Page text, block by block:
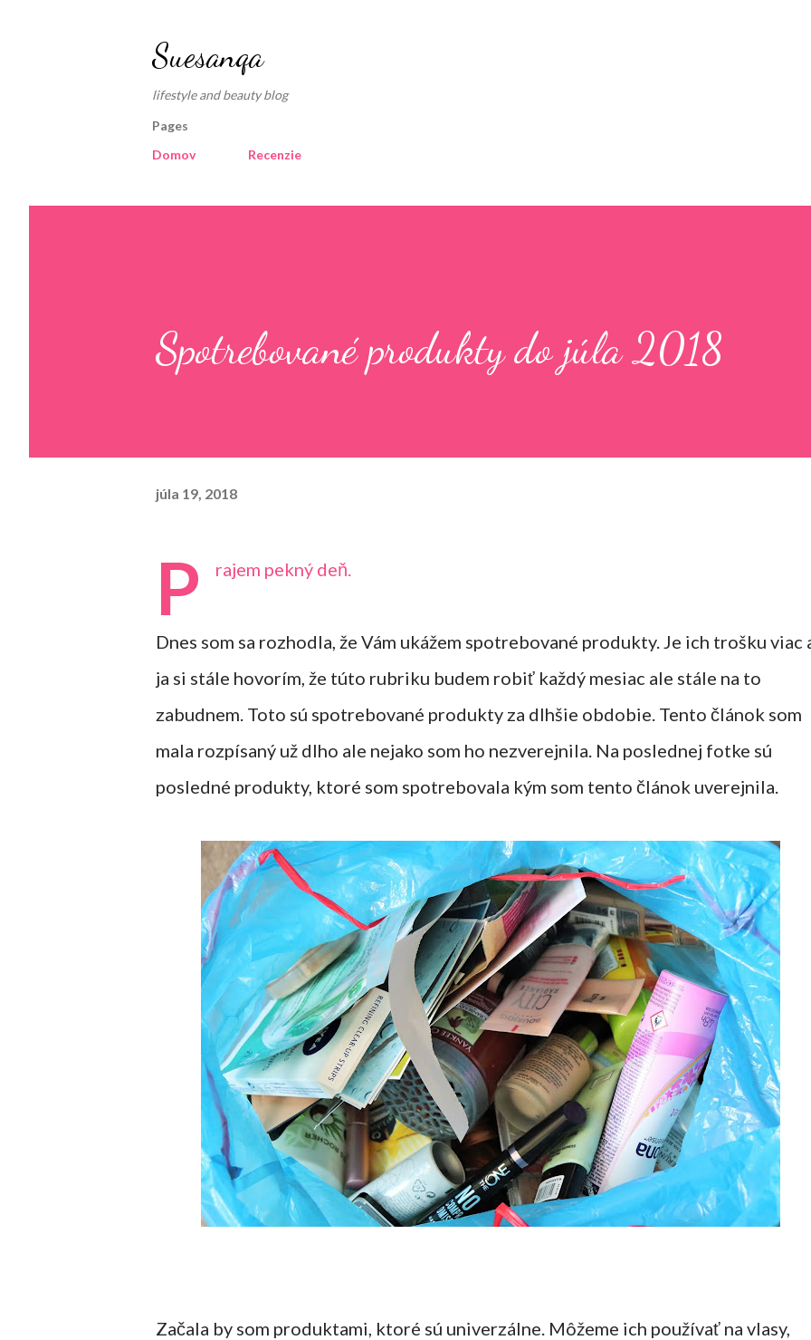
Suesanqa
lifestyle and beauty blog
Pages
Domov
Recenzie
Spotrebované produkty do júla 2018
júla 19, 2018
P rajem pekný deň.
Dnes som sa rozhodla, že Vám ukážem spotrebované produkty. Je ich trošku viac
ja si stále hovorím, že túto rubriku budem robiť každý mesiac ale stále na to
zabudnem. Toto sú spotrebované produkty za dlhšie obdobie. Tento článok som
mala rozpísaný už dlho ale nejako som ho nezverejnila. Na poslednej fotke sú
posledné produkty, ktoré som spotrebovala kým som tento článok uverejnila.
Začala by som produktami, ktoré sú univerzálne. Môžeme ich používať na vlasy,